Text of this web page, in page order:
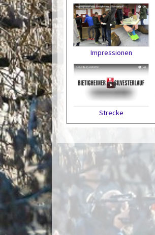
Impressionen
Strecke